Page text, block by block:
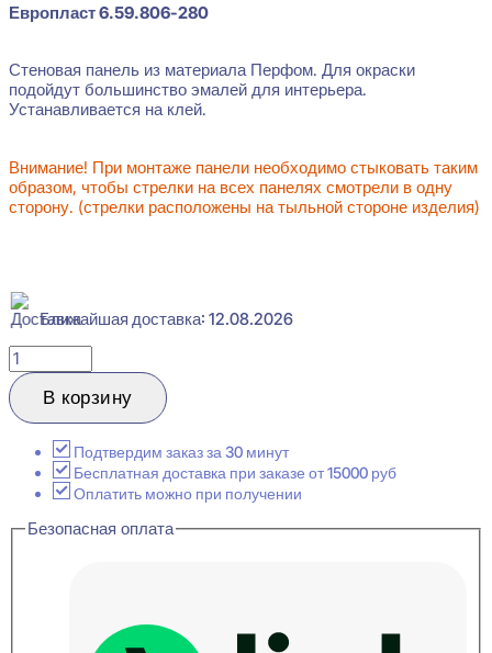
Европласт 6.59.806-280
Стеновая панель из материала Перфом. Для окраски
подойдут большинство эмалей для интерьера.
Устанавливается на клей.
Внимание! При монтаже панели необходимо стыковать таким
образом, чтобы стрелки на всех панелях смотрели в одну
сторону. (стрелки расположены на тыльной стороне изделия)
Ближайшая доставка: 12.08.2026
Количество
товара
Evroplast
6.59.806-
Панель
стеновая
20x240x2800
В корзину
Подтвердим заказ за 30 минут
Бесплатная доставка при заказе от 15000 руб
Оплатить можно при получении
Безопасная оплата